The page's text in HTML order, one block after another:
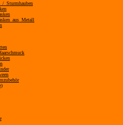
_Sturmhauben